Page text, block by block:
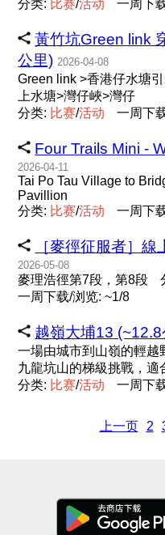
分类: 比赛/活动 一周下
黃竹坑Green link
公里) 2026-04-08
Green link >香港仔水塘
上水塘>灣仔峽>灣仔
分类: 比赛/活动 一周下
Four Trails Mini -
2026-04-11
Tai Po Tau Village to
Pavillion
分类: 比赛/活动 一周下
［麥徑征服者］
2026-05-08
麥理浩徑第7段，第8段
一周下载/浏览: ~1/8
越嶺大埔13
一場由城市到山嶺的輕越
九龍坑山的梯級挑戰，適
分类: 比赛/活动 一周下
上一页 2